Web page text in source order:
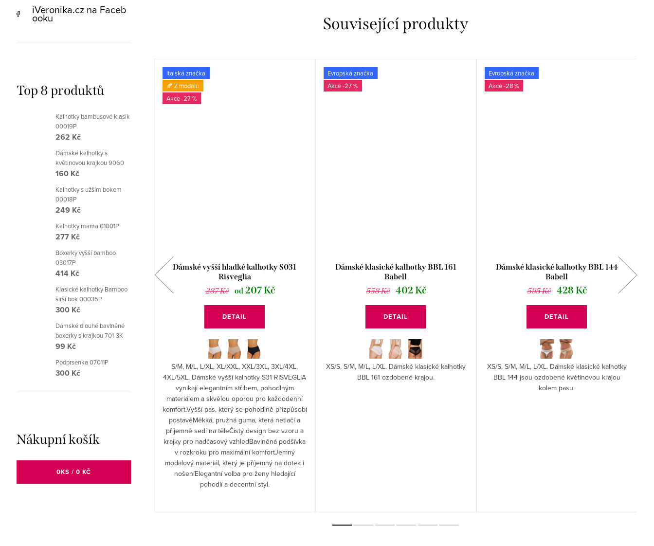
iVeronika.cz na Faceb
ooku
Top 8 produktů
Kalhotky bambusové klasik
00019P
262 Kč
Dámské kalhotky s
květinovou krajkou 9060
160 Kč
Kalhotky s užším bokem
00018P
249 Kč
Kalhotky mama 01001P
277 Kč
Boxerky vyšší bamboo
03017P
414 Kč
Klasické kalhotky Bamboo
širší bok 00035P
300 Kč
Dámské dlouhé bavlněné
boxerky s krajkou 701-3K
99 Kč
Podprsenka 07011P
300 Kč
Nákupní košík
0KS / 0 KČ
Související produkty
Bokové kalhotky I love you
165 Kč 93 Kč
XS/S. Šité provedení. Krajkový lem. Klín je
podšitý látkou ze 100% bavlny. Ušito z měkkého
Italská značka
🍂 Z modalu
-27 %
Dámské vyšší hladké kalhotky S031
Risveglia
287 Kč
od 207 Kč
DETAIL
S/M, M/L, L/XL, XL/XXL, XXL/3XL, 3XL/4XL,
4XL/5XL. Dámské vyšší kalhotky S31 RISVEGLIA
vynikají elegantním střihem, pohodlným
materiálem a skvělou oporou pro každodenní
komfort.Vyšší pas, který se pohodlně přizpůsobí
postavěMěkká, pružná guma, která netlačí a
příjemně sedí na těleČistý design bez vzoru a
krajky pro nadčasový vzhledBavlněná podšívka
v rozkroku pro maximální komfortJemný
modalový materiál, který je příjemný na dotek i
nošeníElegantní volba pro ženy hledající
pohodlí a decentní styl.
Evropská značka
-27 %
Dámské klasické kalhotky BBL 161
Babell
558 Kč
402 Kč
DETAIL
XS/S, S/M, M/L, L/XL. Dámské klasické kalhotky
BBL 161 ozdobené krajou.
Evropská značka
-28 %
Dámské klasické kalhotky BBL 144
Babell
595 Kč
428 Kč
DETAIL
XS/S, S/M, M/L, L/XL. Dámské klasické kalhotky
BBL 144 jsou ozdobené květinovou krajou
kolem pasu.